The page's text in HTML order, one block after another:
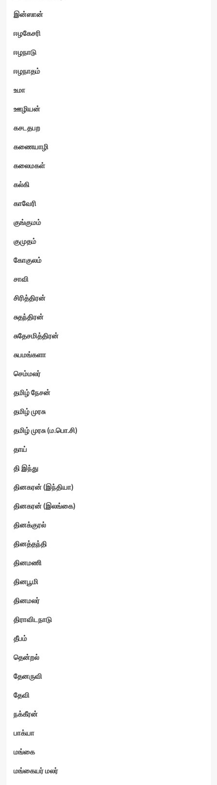
இன்ஸான்
ஈழகேசரி
ஈழநாடு
ஈழநாதம்
உமா
ஊழியன்
கசடதபற
கணையாழி
கலைமகள்
கல்கி
காவேரி
குங்குமம்
குமுதம்
கோகுலம்
சாவி
சிரித்திரன்
சுதந்திரன்
சுதேசமித்திரன்
சுபமங்களா
செம்மலர்
தமிழ் நேசன்
தமிழ் முரசு
தமிழ் முரசு (ம.பொ.சி)
தாய்
தி இந்து
தினகரன் (இந்தியா)
தினகரன் (இலங்கை)
தினக்குரல்
தினத்தந்தி
தினமணி
தினபூமி
தினமலர்
திராவிடநாடு
தீபம்
தென்றல்
தேனருவி
தேவி
நக்கீரன்
பாக்யா
மங்கை
மங்கையர் மலர்